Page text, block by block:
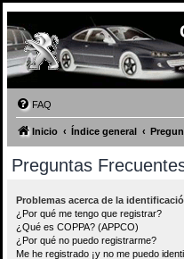
FAQ
Inicio Índice general
Preguntas
Problemas acerca de la
¿Por qué me tengo que registrar?
¿Qué es COPPA? (APPCO)
¿Por qué no puedo registrarme?
Me he registrado ¡y no me puedo